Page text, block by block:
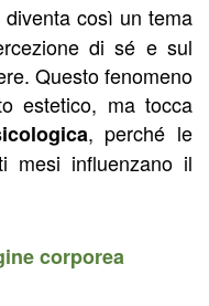
diventa così un tema
di sé e sul
Questo fenomeno
estetico, ma tocca
, perché le
mesi influenzano il
corporea